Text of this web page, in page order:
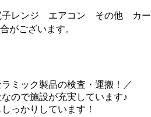
レンジ エアコン その他 カー
がございます。
ミック製品の検査・運搬！／
ので施設が充実しています♪
っかりしています！